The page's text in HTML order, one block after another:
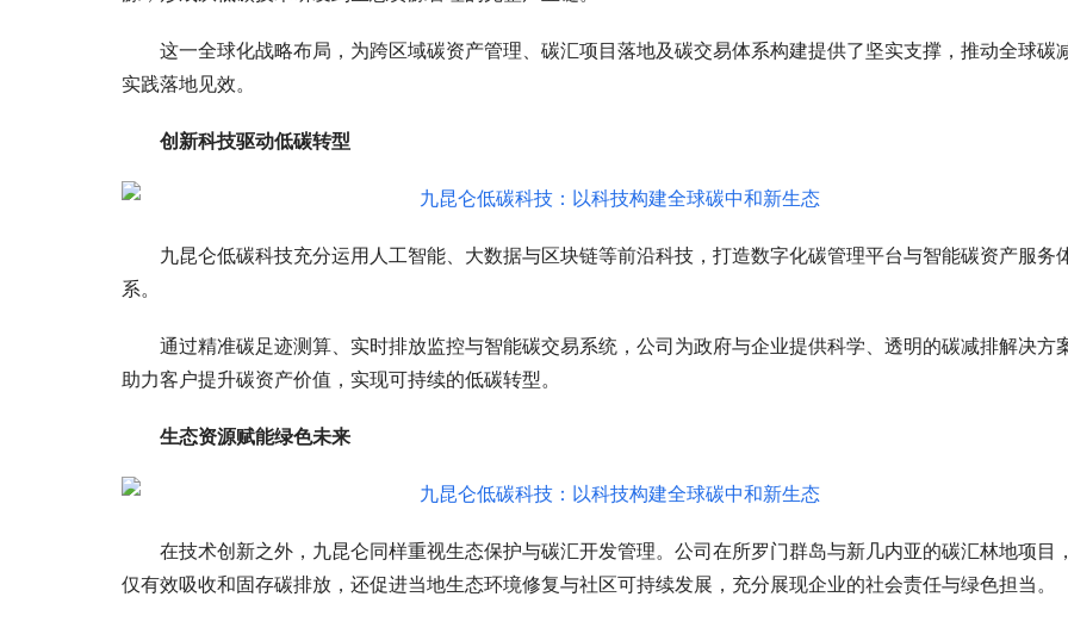
这一全球化战略布局，为跨区域碳资产管理、碳汇项目落地及碳交易体系构建提供了坚实支撑，推动全球碳
实践落地见效。
创新科技驱动低碳转型
九昆仑低碳科技充分运用人工智能、大数据与区块链等前沿科技，打造数字化碳管理平台与智能碳资产服务
系。
通过精准碳足迹测算、实时排放监控与智能碳交易系统，公司为政府与企业提供科学、透明的碳减排解决方
助力客户提升碳资产价值，实现可持续的低碳转型。
生态资源赋能绿色未来
在技术创新之外，九昆仑同样重视生态保护与碳汇开发管理。公司在所罗门群岛与新几内亚的碳汇林地项目
仅有效吸收和固存碳排放，还促进当地生态环境修复与社区可持续发展，充分展现企业的社会责任与绿色担当。